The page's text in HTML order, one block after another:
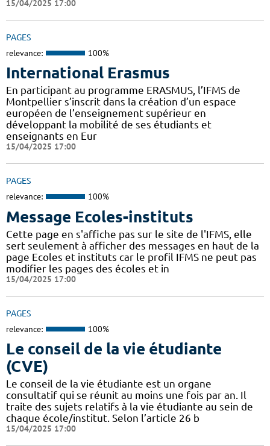
15/04/2025 17:00
PAGES
relevance: 100%
International Erasmus
En participant au programme ERASMUS, l’IFMS de
Montpellier s’inscrit dans la création d’un espace
européen de l’enseignement supérieur en
développant la mobilité de ses étudiants et
enseignants en Eur
15/04/2025 17:00
PAGES
relevance: 100%
Message Ecoles-instituts
Cette page en s'affiche pas sur le site de l'IFMS, elle
sert seulement à afficher des messages en haut de la
page Ecoles et instituts car le profil IFMS ne peut pas
modifier les pages des écoles et in
15/04/2025 17:00
PAGES
relevance: 100%
Le conseil de la vie étudiante
(CVE)
Le conseil de la vie étudiante est un organe
consultatif qui se réunit au moins une fois par an. Il
traite des sujets relatifs à la vie étudiante au sein de
chaque école/institut. Selon l’article 26 b
15/04/2025 17:00